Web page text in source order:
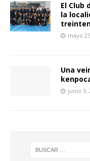
El Club
la
mayo
Una
junio 3,